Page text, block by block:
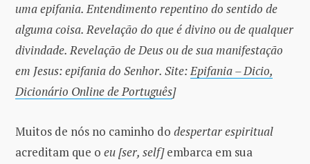
uma epifania. Entendimento repentino do sentido de
alguma coisa. Revelação do que é divino ou de qualquer
divindade. Revelação de Deus ou de sua manifestação
em Jesus: epifania do Senhor. Site:Epifania – Dicio,
Dicionário Online de Português]
Muitos de nós no caminho do despertar espiritual
acreditam que o eu [ser, self]embarca em sua